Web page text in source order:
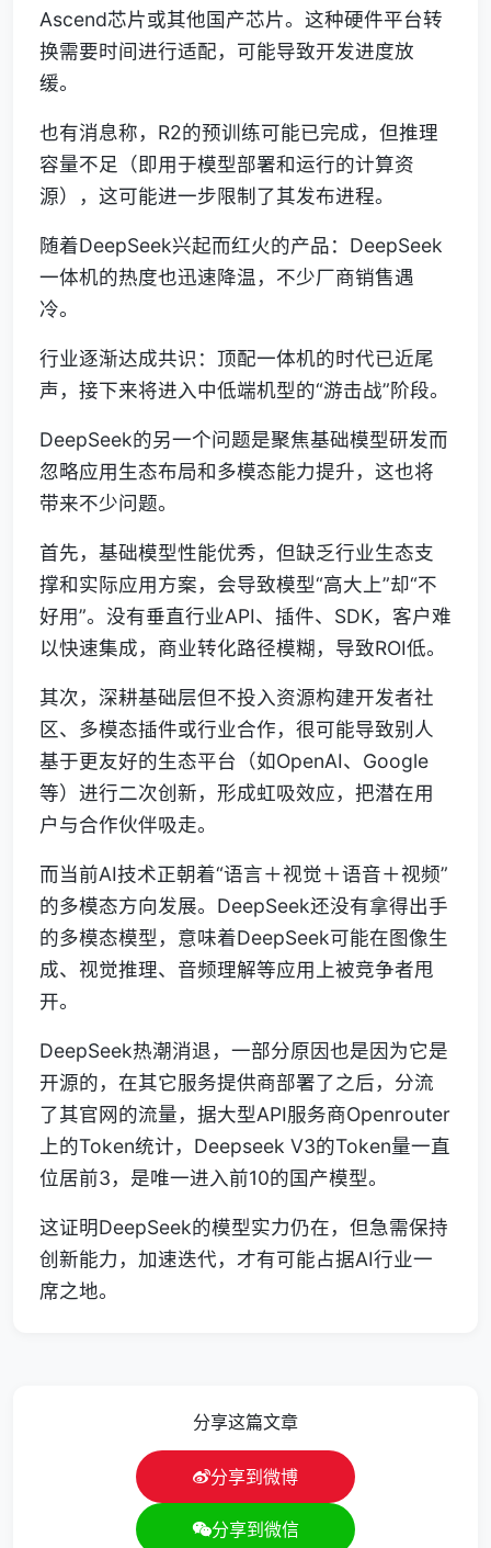
Ascend芯片或其他国产芯片。这种硬件平台转
换需要时间进行适配，可能导致开发进度放
缓。
也有消息称，R2的预训练可能已完成，但推理
容量不足（即用于模型部署和运行的计算资
源），这可能进一步限制了其发布进程。
随着DeepSeek兴起而红火的产品：DeepSeek
一体机的热度也迅速降温，不少厂商销售遇
冷。
行业逐渐达成共识：顶配一体机的时代已近尾
声，接下来将进入中低端机型的“游击战”阶段。
DeepSeek的另一个问题是聚焦基础模型研发而
忽略应用生态布局和多模态能力提升，这也将
带来不少问题。
首先，基础模型性能优秀，但缺乏行业生态支
撑和实际应用方案，会导致模型“高大上”却“不
好用”。没有垂直行业API、插件、SDK，客户难
以快速集成，商业转化路径模糊，导致ROI低。
其次，深耕基础层但不投入资源构建开发者社
区、多模态插件或行业合作，很可能导致别人
基于更友好的生态平台（如OpenAI、Google
等）进行二次创新，形成虹吸效应，把潜在用
户与合作伙伴吸走。
而当前AI技术正朝着“语言＋视觉＋语音＋视频”
的多模态方向发展。DeepSeek还没有拿得出手
的多模态模型，意味着DeepSeek可能在图像生
成、视觉推理、音频理解等应用上被竞争者甩
开。
DeepSeek热潮消退，一部分原因也是因为它是
开源的，在其它服务提供商部署了之后，分流
了其官网的流量，据大型API服务商Openrouter
上的Token统计，Deepseek V3的Token量一直
位居前3，是唯一进入前10的国产模型。
这证明DeepSeek的模型实力仍在，但急需保持
创新能力，加速迭代，才有可能占据AI行业一
席之地。
分享这篇文章
分享到微博
分享到微信